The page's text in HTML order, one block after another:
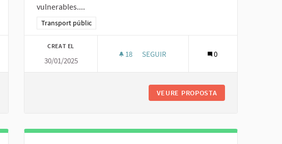
vulnerables....
Resultats al filtrar per la categoria: Transport públic
Transport públic
CREAT EL
30/01/2025
18 18 SEGUIDORES
SEGUIR 0
VEURE PROPOSTA